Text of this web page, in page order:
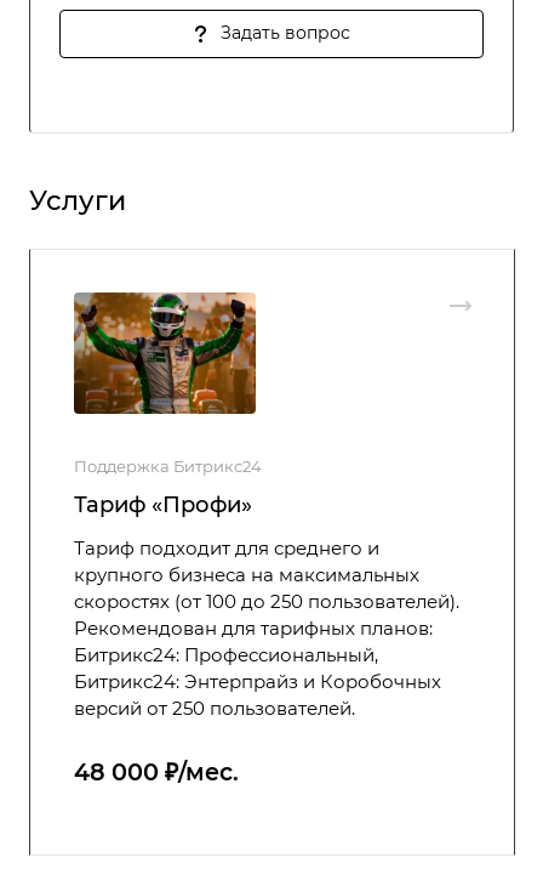
Задать вопрос
Услуги
Поддержка Битрикс24
Тариф «Профи»
Тариф подходит для среднего и
крупного бизнеса на максимальных
скоростях (от 100 до 250 пользователей).
Рекомендован для тарифных планов:
Битрикс24: Профессиональный,
Битрикс24: Энтерпрайз и Коробочных
версий от 250 пользователей.
48 000 ₽/мес.